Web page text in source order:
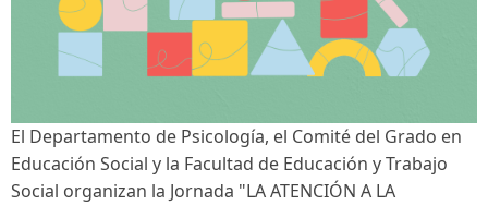
El Departamento de Psicología, el Comité del Grado en
Educación Social y la Facultad de Educación y Trabajo
Social organizan la Jornada "LA ATENCIÓN A LA